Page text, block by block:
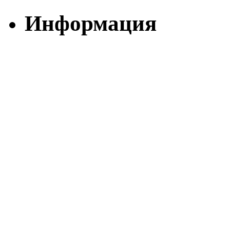
Информация